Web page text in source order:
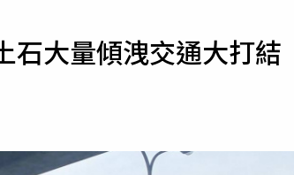
運勢
大量傾洩交通大打結